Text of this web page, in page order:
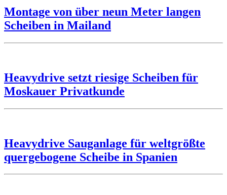
Montage von über neun Meter langen
Scheiben in Mailand
Heavydrive setzt riesige Scheiben für
Moskauer Privatkunde
Heavydrive Sauganlage für weltgrößte
quergebogene Scheibe in Spanien